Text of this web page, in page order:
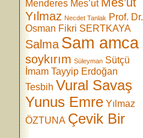
Menderes Mes’ut
Yılmaz Necdet Tanlak Prof. Dr.
Osman Fikri SERTKAYA
Salma Sam amca
soykırım Süleyman Sütçü
İmam Tayyip Erdoğan
Tesbih Vural Savaş
Yunus Emre Yılmaz
ÖZTUNA Çevik Bir